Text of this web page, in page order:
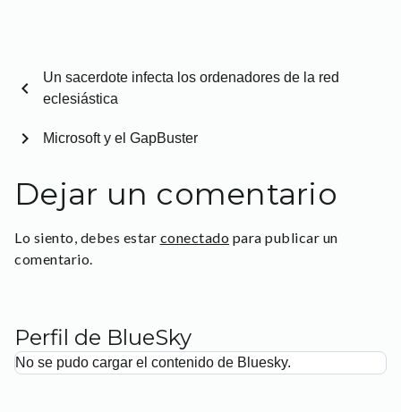
chevron_left
Un sacerdote infecta los ordenadores de la red
eclesiástica
Microsoft y el GapBuster
chevron_right
Dejar un comentario
Lo siento, debes estar conectado para publicar un
comentario.
Perfil de BlueSky
No se pudo cargar el contenido de Bluesky.